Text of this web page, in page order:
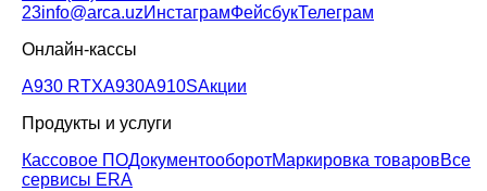
23info@arca.uzИнстаграмФейсбукТелеграм
Онлайн-кассы
A930 RTXA930A910SАкции
Продукты и услуги
Кассовое ПОДокументооборотМаркировка товаровВсе
сервисы ERA